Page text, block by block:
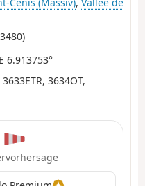
6.913753°
3634OT,